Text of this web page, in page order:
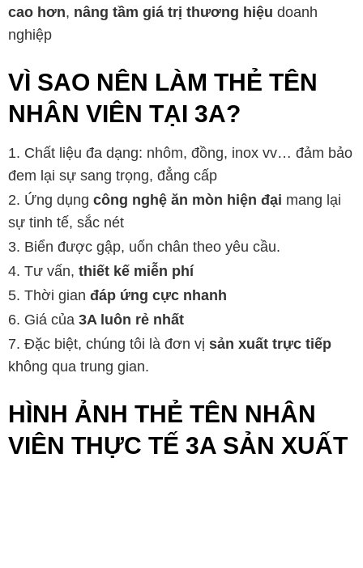
cao hơn, nâng tầm giá trị thương hiệu doanh
nghiệp
VÌ SAO NÊN LÀM THẺ TÊN
NHÂN VIÊN TẠI 3A?
Chất liệu đa dạng: nhôm, đồng, inox vv… đảm bảo
đem lại sự sang trọng, đẳng cấp
Ứng dụng công nghệ ăn mòn hiện đại mang lại
sự tinh tế, sắc nét
Biển được gập, uốn chân theo yêu cầu.
Tư vấn, thiết kế miễn phí
Thời gian đáp ứng cực nhanh
Giá của 3A luôn rẻ nhất
Đặc biệt, chúng tôi là đơn vị sản xuất trực tiếp
không qua trung gian.
HÌNH ẢNH THẺ TÊN NHÂN
VIÊN THỰC TẾ 3A SẢN XUẤT